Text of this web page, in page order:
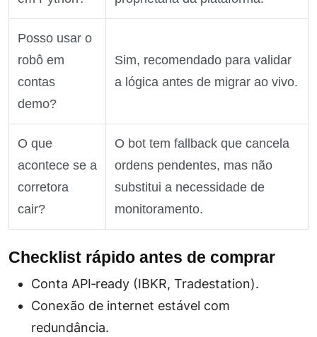
Posso usar o
robô em
contas
demo?
Sim, recomendado para validar
a lógica antes de migrar ao vivo.
O que
acontece se a
corretora
cair?
O bot tem fallback que cancela
ordens pendentes, mas não
substitui a necessidade de
monitoramento.
Checklist rápido antes de comprar
Conta API‑ready (IBKR, Tradestation).
Conexão de internet estável com
redundância.